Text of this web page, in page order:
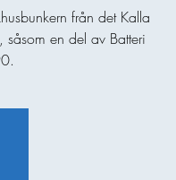
från det Kalla
såsom en del av Batteri